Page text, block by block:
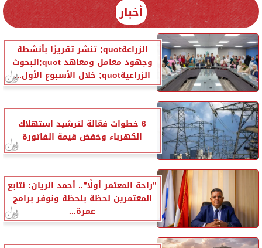
أخبار
الزراعةquot; تنشر تقريرًا بأنشطة
وجهود معامل ومعاهد quot;البحوث
الزراعيةquot; خلال الأسبوع الأول...
6 خطوات فعّالة لترشيد استهلاك
الكهرباء وخفض قيمة الفاتورة
”راحة المعتمر أولًا”.. أحمد الريان: نتابع
المعتمرين لحظة بلحظة ونوفر برامج
عمرة...